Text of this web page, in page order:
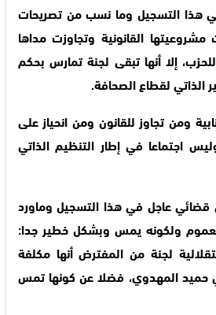
في هذا التسجيل وما نسب من تصريحات
القانونية وتجاوزت مداها
إلا أنها تبقى لجنة تمارس بحكم
الذاتي لقطاع الصحافة.
ومن تجاوز للقانون ومن انحياز على
اجتماعا في إطار التنظيم الذاتي
قضائي عاجل في هذا التسجيل وماورد
ولكونه يمس وبشكل خطير جدا:
لجنة من المفترض أنها مكلفة
حميد المهدوي، فضلا عن كونها تمس